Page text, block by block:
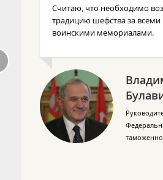
Считаю, что необходимо
традицию шефства за всеми
воинскими мемориалами.